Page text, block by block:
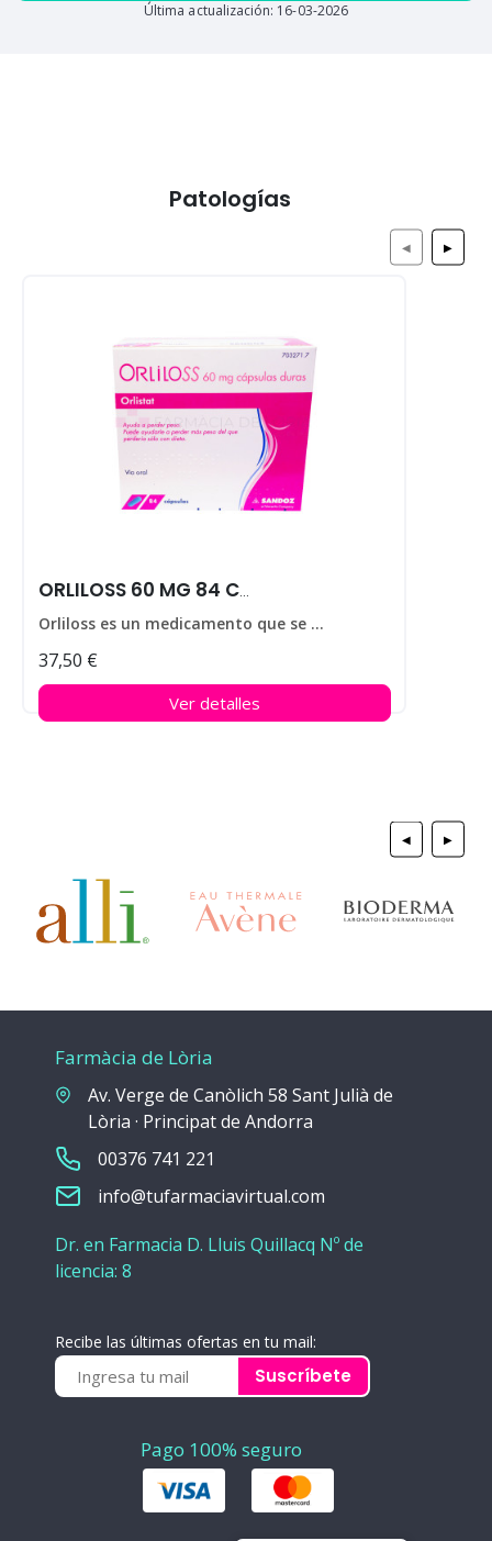
Última actualización: 16-03-2026
Patologías
ORLILOSS 60 MG 84 CAPS
Orliloss es un medicamento que se utiliza para ayudar a perder peso en personas que padecen obesidad.
37,50 €
Ver detalles
◀ ▶
◀ ▶
Farmàcia de Lòria
Av. Verge de Canòlich 58 Sant Julià de
Lòria · Principat de Andorra
00376 741 221
info@tufarmaciavirtual.com
Dr. en Farmacia D. Lluis Quillacq Nº de
licencia: 8
Recibe las últimas ofertas en tu mail:
Suscríbete
Pago 100% seguro